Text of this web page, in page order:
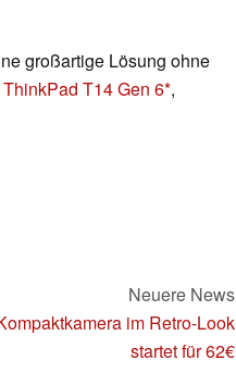
großartige Lösung ohne
T14 Gen 6 ,
Neuere News
im Retro-Look
startet für 62€